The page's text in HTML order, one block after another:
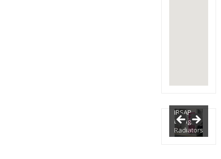
IRSAP
Design
Radiators